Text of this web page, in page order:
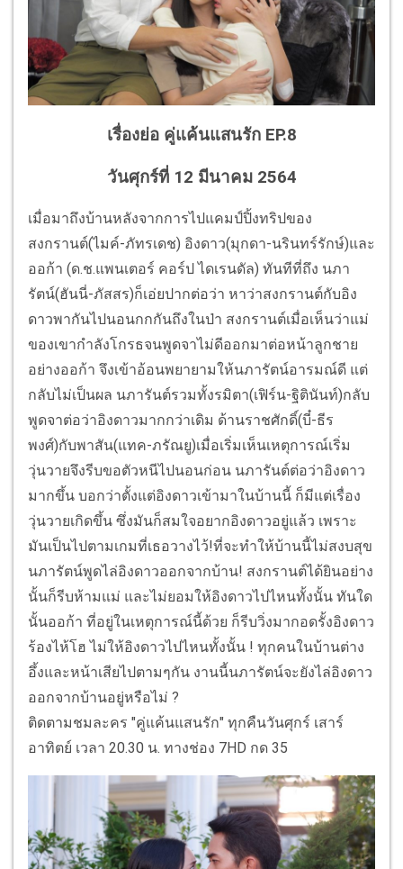
เรื่องย่อ คู่แค้นแสนรัก EP.8
วันศุกร์ที่ 12 มีนาคม 2564
เมื่อมาถึงบ้านหลังจากการไปแคมป์ปิ้งทริปของ
สงกรานต์(ไมค์-ภัทรเดช) อิงดาว(มุกดา-นรินทร์รักษ์)และ
ออก้า (ด.ช.แพนเตอร์ คอร์ป ไดเรนดัล) ทันทีที่ถึง นภา
รัตน์(ฮันนี่-ภัสสร)ก็เอ่ยปากต่อว่า หาว่าสงกรานต์กับอิง
ดาวพากันไปนอนกกกันถึงในป่า สงกรานต์เมื่อเห็นว่าแม่
ของเขากำลังโกรธจนพูดจาไม่ดีออกมาต่อหน้าลูกชาย
อย่างออก้า จึงเข้าอ้อนพยายามให้นภารัตน์อารมณ์ดี แต่
กลับไม่เป็นผล นภารันต์รวมทั้งรมิตา(เฟิร์น-ฐิตินันท์)กลับ
พูดจาต่อว่าอิงดาวมากกว่าเดิม ด้านราชศักดิ์(บี๋-ธีร
พงศ์)กับพาสัน(แทค-ภรัณยู)เมื่อเริ่มเห็นเหตุการณ์เริ่ม
วุ่นวายจึงรีบขอตัวหนีไปนอนก่อน นภารันต์ต่อว่าอิงดาว
มากขึ้น บอกว่าตั้งแต่อิงดาวเข้ามาในบ้านนี้ ก็มีแต่เรื่อง
วุ่นวายเกิดขึ้น ซึ่งมันก็สมใจอยากอิงดาวอยู่แล้ว เพราะ
มันเป็นไปตามเกมที่เธอวางไว้!ที่จะทำให้บ้านนี้ไม่สงบสุข
นภารัตน์พูดไล่อิงดาวออกจากบ้าน! สงกรานต์ได้ยินอย่าง
นั้นก็รีบห้ามแม่ และไม่ยอมให้อิงดาวไปไหนทั้งนั้น ทันใด
นั้นออก้า ที่อยู่ในเหตุการณ์นี้ด้วย ก็รีบวิ่งมากอดรั้งอิงดาว
ร้องไห้โฮ ไม่ให้อิงดาวไปไหนทั้งนั้น ! ทุกคนในบ้านต่าง
อึ้งและหน้าเสียไปตามๆกัน งานนี้นภารัตน์จะยังไล่อิงดาว
ออกจากบ้านอยู่หรือไม่ ?
ติดตามชมละคร "คู่แค้นแสนรัก" ทุกคืนวันศุกร์ เสาร์
อาทิตย์ เวลา 20.30 น. ทางช่อง 7HD กด 35